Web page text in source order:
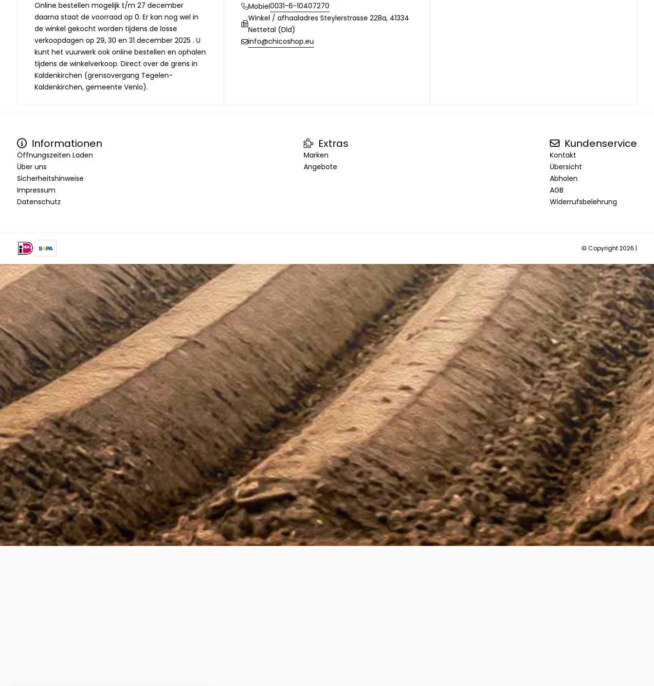
Online bestellen mogelijk t/m 27 december
daarna staat de voorraad op 0. Er kan nog wel in
de winkel gekocht worden tijdens de losse
verkoopdagen op 29, 30 en 31 december 2025 . U
kunt het vuurwerk ook online bestellen en ophalen
tijdens de winkelverkoop. Direct over de grens in
Kaldenkirchen (grensovergang Tegelen-
Kaldenkirchen, gemeente Venlo).
Mobiel0031-6-10407270
Winkel / afhaaladres Steylerstrasse 228a, 41334
Nettetal (Dld)
info@chicoshop.eu
Informationen
Öffnungszeiten Laden
Über uns
Sicherheitshinweise
Impressum
Datenschutz
Extras
Marken
Angebote
Kundenservice
Kontakt
Übersicht
Abholen
AGB
Widerrufsbelehrung
© Copyright 2026 |